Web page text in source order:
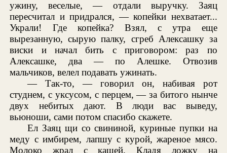
ужину, веселые, — отдали выручку. Заяц
пересчитал и придрался, — копейки нехватает...
Украли! Где копейка? Взял, с утра еще
вырезанную, сырую палку, сгреб Алексашку за
виски и начал бить с приговором: раз по
Алексашке, два — по Алешке. Отвозив
мальчиков, велел подавать ужинать.
— Так-то, — говорил он, набивая рот
студнем, с уксусом, с перцем, — за битого нынче
двух небитых дают. В люди вас выведу,
вьюноши, сами потом спасибо скажете.
Ел Заяц щи со свининой, куриные пупки на
меду с имбирем, лапшу с курой, жареное мясо.
Молоко жрал с кашей. Кладя ложку на